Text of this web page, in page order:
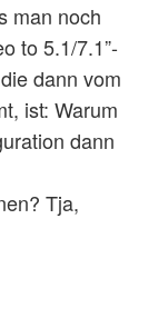
man noch
to 5.1/7.1”-
dann vom
ist: Warum
dann
Tja,